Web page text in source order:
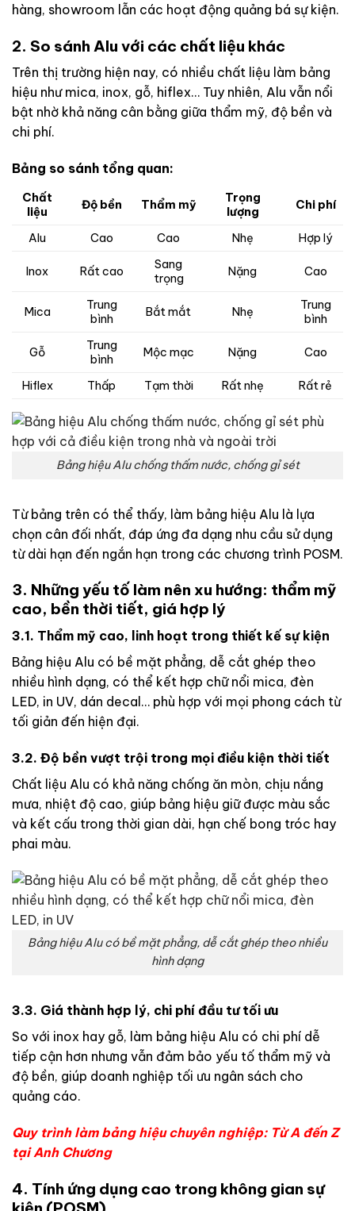
hàng, showroom lẫn các hoạt động quảng bá sự kiện.
2. So sánh Alu với các chất liệu khác
Trên thị trường hiện nay, có nhiều chất liệu làm bảng
hiệu như mica, inox, gỗ, hiflex… Tuy nhiên, Alu vẫn nổi
bật nhờ khả năng cân bằng giữa thẩm mỹ, độ bền và
chi phí.
Bảng so sánh tổng quan:
Chất
liệu
Độ bền Thẩm mỹ
Trọng
lượng
Chi phí
Alu Cao Cao Nhẹ Hợp lý
Inox Rất cao
Sang
trọng
Nặng Cao
Mica
Trung
bình
Bắt mắt Nhẹ
Trung
bình
Gỗ
Trung
bình
Mộc mạc Nặng Cao
Hiflex Thấp Tạm thời Rất nhẹ Rất rẻ
Bảng hiệu Alu chống thấm nước, chống gỉ sét
Từ bảng trên có thể thấy, làm bảng hiệu Alu là lựa
chọn cân đối nhất, đáp ứng đa dạng nhu cầu sử dụng
từ dài hạn đến ngắn hạn trong các chương trình POSM.
3. Những yếu tố làm nên xu hướng: thẩm mỹ
cao, bền thời tiết, giá hợp lý
3.1. Thẩm mỹ cao, linh hoạt trong thiết kế sự kiện
Bảng hiệu Alu có bề mặt phẳng, dễ cắt ghép theo
nhiều hình dạng, có thể kết hợp chữ nổi mica, đèn
LED, in UV, dán decal… phù hợp với mọi phong cách từ
tối giản đến hiện đại.
3.2. Độ bền vượt trội trong mọi điều kiện thời tiết
Chất liệu Alu có khả năng chống ăn mòn, chịu nắng
mưa, nhiệt độ cao, giúp bảng hiệu giữ được màu sắc
và kết cấu trong thời gian dài, hạn chế bong tróc hay
phai màu.
Bảng hiệu Alu có bề mặt phẳng, dễ cắt ghép theo nhiều
hình dạng
3.3. Giá thành hợp lý, chi phí đầu tư tối ưu
So với inox hay gỗ, làm bảng hiệu Alu có chi phí dễ
tiếp cận hơn nhưng vẫn đảm bảo yếu tố thẩm mỹ và
độ bền, giúp doanh nghiệp tối ưu ngân sách cho
quảng cáo.
Quy trình làm bảng hiệu chuyên nghiệp: Từ A đến Z
tại Anh Chương
4. Tính ứng dụng cao trong không gian sự